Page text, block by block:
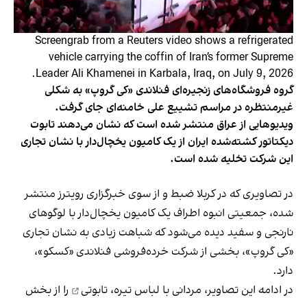
Screengrab from a Reuters video shows a refrigerated
vehicle carrying the coffin of Iran’s former Supreme
Leader Ali Khamenei in Karbala, Iraq, on July 9, 2026.
گروه فروشگاه‌های زنجیره‌ای فنلاندی «کی گروپ» به شکلی
غیرمنتظره در مراسم تشییع علی خامنه‌ای جای گرفت.
ویدیوهایی از عراق منتشر شده است که نشان می‌دهند تابوت
دیکتاتور کشته‌شده ایران از یک کامیون یخچال‌دار با نشان تجاری
این شرکت تخلیه شده است.
در تصاویری که در کربلا ضبط و از سوی خبرگزاری رویترز منتشر
شده، جمعیتی انبوه اطراف یک کامیون یخچال‌دار با لوگوهای
نارنجی و سفید دیده می‌شود که شباهت زیادی به نشان تجاری
«کی گروپ»، بخشی از شرکت خرده‌فروشی فنلاندی «کسکو»،
دارد.
در ادامه این تصاویر، مردانی با لباس تیره، تابوتی
را از بخش